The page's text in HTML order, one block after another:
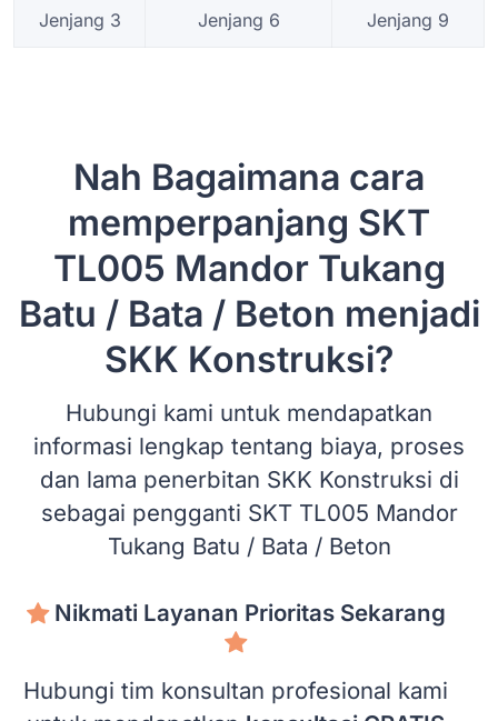
Jenjang 3 Jenjang 6 Jenjang 9
Nah Bagaimana cara
memperpanjang SKT
TL005 Mandor Tukang
Batu / Bata / Beton menjadi
SKK Konstruksi?
Hubungi kami untuk mendapatkan
informasi lengkap tentang biaya, proses
dan lama penerbitan SKK Konstruksi di
sebagai pengganti SKT TL005 Mandor
Tukang Batu / Bata / Beton
Nikmati Layanan Prioritas Sekarang
Hubungi tim konsultan profesional kami